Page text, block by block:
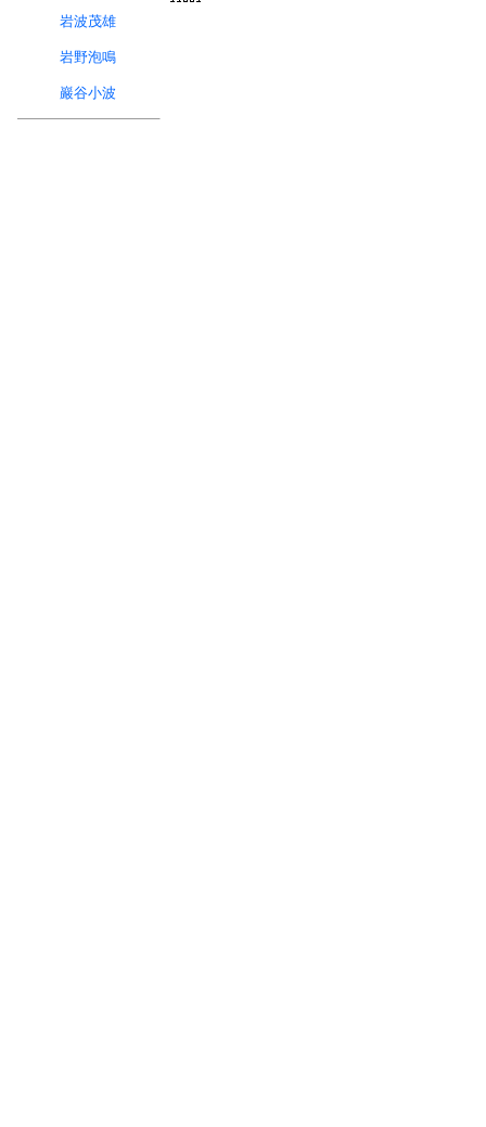
岩波茂雄
岩野泡鳴
巖谷小波